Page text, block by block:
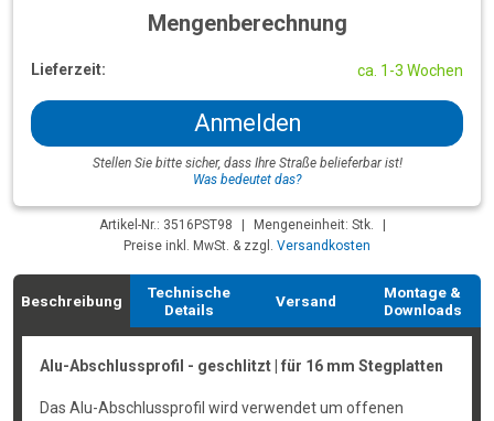
Mengenberechnung
Lieferzeit: ca. 1-3 Wochen
Anmelden
Stellen Sie bitte sicher, dass Ihre Straße belieferbar ist!
Was bedeutet das?
Artikel-Nr.: 3516PST98 | Mengeneinheit: Stk.
|
Preise inkl. MwSt. & zzgl. Versandkosten
Beschreibung
Technische
Details
Versand
Montage &
Downloads
Alu-Abschlussprofil - geschlitzt | für 16 mm Stegplatten
Das Alu-Abschlussprofil wird verwendet um offenen